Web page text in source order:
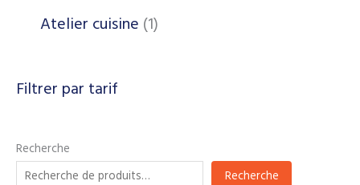
Atelier cuisine 1
Filtrer par tarif
Recherche
Recherche